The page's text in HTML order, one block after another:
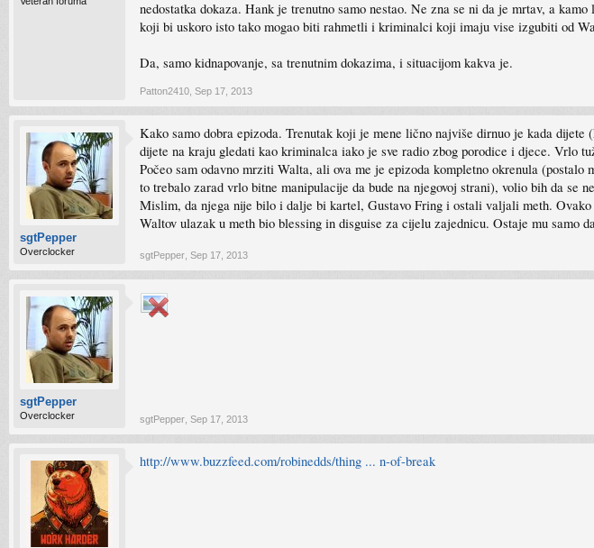
nedostatka dokaza. Hank je trenutno samo nestao. Ne zna se ni da je mrtav, a
koji bi uskoro isto tako mogao biti rahmetli i kriminalci koji imaju vise izgubiti od
Da, samo kidnapovanje, sa trenutnim dokazima, i situacijom kakva je.
Patton2410 Sep 17, 2013
sgtPepper
Overclocker
Kako samo dobra epizoda. Trenutak koji je mene lično najviše dirnuo je kada
dijete na kraju gledati kao kriminalca iako je sve radio zbog porodice i djece. Vrlo
Počeo sam odavno mrziti Walta, ali ova me je epizoda kompletno okrenula
to trebalo zarad vrlo bitne manipulacije da bude na njegovoj strani), volio bih da
Mislim, da njega nije bilo i dalje bi kartel, Gustavo Fring i ostali valjali meth.
Waltov ulazak u meth bio blessing in disguise za cijelu zajednicu. Ostaje mu samo
sgtPepper Sep 17, 2013
sgtPepper
Overclocker sgtPepper Sep 17, 2013
http://www.buzzfeed.com/robinedds/thing ... n-of-break